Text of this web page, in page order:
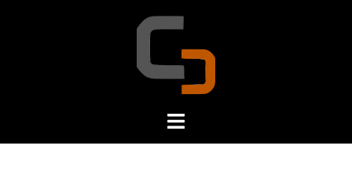
Toggle